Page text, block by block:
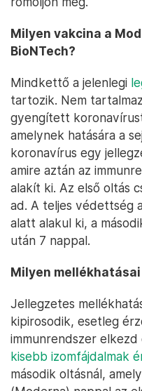
Milyen vakcina a
BioNTech?
Mindkettő a jelenlegi
tartozik. Nem
gyengített
amelynek hatására a
koronavírus egy
amire aztán az
alakít ki. Az első oltás
ad. A teljes védettség
alatt alakul ki, a
után 7 nappal.
Milyen
Jellegzetes
kipirosodik, esetleg
immunrendszer
kisebb izomfájdalmak
második oltásnál,